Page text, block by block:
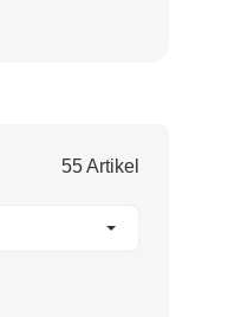
55 Artikel